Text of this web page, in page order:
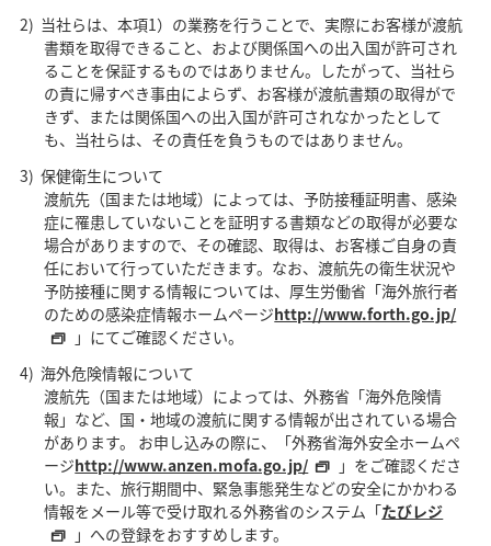
当社らは、本項1）の業務を行うことで、実際にお客様が渡航
書類を取得できること、および関係国への出入国が許可され
ることを保証するものではありません。したがって、当社ら
の責に帰すべき事由によらず、お客様が渡航書類の取得がで
きず、または関係国への出入国が許可されなかったとして
も、当社らは、その責任を負うものではありません。
保健衛生について
渡航先（国または地域）によっては、予防接種証明書、感染
症に罹患していないことを証明する書類などの取得が必要な
場合がありますので、その確認、取得は、お客様ご自身の責
任において行っていただきます。なお、渡航先の衛生状況や
予防接種に関する情報については、厚生労働省「海外旅行者
のための感染症情報ホームページhttp://www.forth.go.jp/
」にてご確認ください。
海外危険情報について
渡航先（国または地域）によっては、外務省「海外危険情
報」など、国・地域の渡航に関する情報が出されている場合
があります。 お申し込みの際に、「外務省海外安全ホームペ
ージhttp://www.anzen.mofa.go.jp/
」をご確認くださ
い。また、旅行期間中、緊急事態発生などの安全にかかわる
情報をメール等で受け取れる外務省のシステム「たびレジ
」への登録をおすすめします。